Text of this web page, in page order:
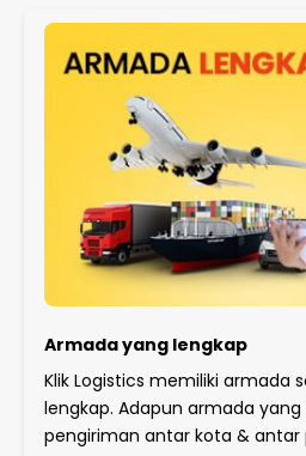
Armada yang lengkap
Klik Logistics memiliki armada
lengkap. Adapun armada
pengiriman antar kota & antar